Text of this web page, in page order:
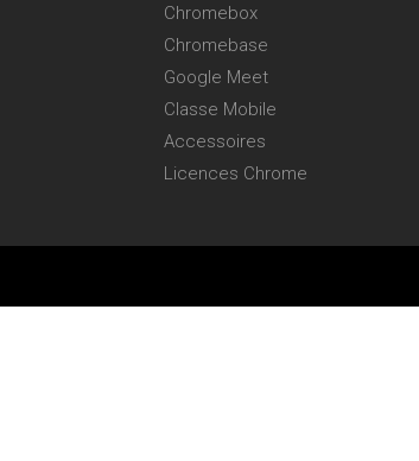
Chromebox
Chromebase
Google Meet
Classe Mobile
Accessoires
Licences Chrome